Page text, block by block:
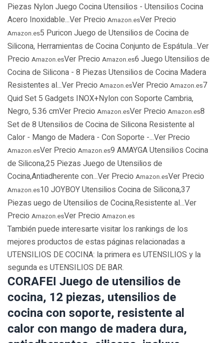
Piezas Nylon Juego Cocina Utensilios - Utensilios Cocina
Acero Inoxidable...Ver Precio Amazon.esVer Precio
Amazon.es5 Puricon Juego de Utensilios de Cocina de
Silicona, Herramientas de Cocina Conjunto de Espátula...Ver
Precio Amazon.esVer Precio Amazon.es6 Juego Utensilios de
Cocina de Silicona - 8 Piezas Utensilios de Cocina Madera
Resistentes al...Ver Precio Amazon.esVer Precio Amazon.es7
Quid Set 5 Gadgets INOX+Nylon con Soporte Cambria,
Negro, 5.36 cmVer Precio Amazon.esVer Precio Amazon.es8
Set de 8 Utensilios de Cocina de Silicona Resistente al
Calor - Mango de Madera - Con Soporte -...Ver Precio
Amazon.esVer Precio Amazon.es9 AMAYGA Utensilios Cocina
de Silicona,25 Piezas Juego de Utensilios de
Cocina,Antiadherente con...Ver Precio Amazon.esVer Precio
Amazon.es10 JOYBOY Utensilios Cocina de Silicona,37
Piezas uego de Utensilios de Cocina,Resistente al...Ver
Precio Amazon.esVer Precio Amazon.es
También puede interesarte visitar los rankings de los
mejores productos de estas páginas relacionadas a
UTENSILIOS DE COCINA: la primera es UTENSILIOS y la
segunda es UTENSILIOS DE BAR.
CORAFEI Juego de utensilios de
cocina, 12 piezas, utensilios de
cocina con soporte, resistente al
calor con mango de madera dura,